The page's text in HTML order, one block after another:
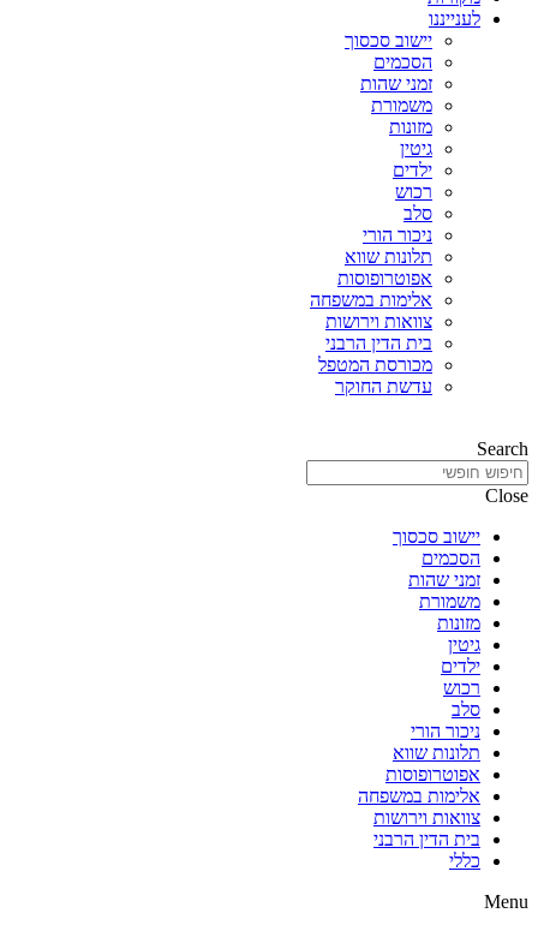
לענייננו
יישוב סכסוך
הסכמים
זמני שהות
משמורת
מזונות
גיטין
ילדים
רכוש
סלב
ניכור הורי
תלונות שווא
אפוטרופוסות
אלימות במשפחה
צוואות וירושות
בית הדין הרבני
מכורסת המטפל
עדשת החוקר
Search
Close
יישוב סכסוך
הסכמים
זמני שהות
משמורת
מזונות
גיטין
ילדים
רכוש
סלב
ניכור הורי
תלונות שווא
אפוטרופוסות
אלימות במשפחה
צוואות וירושות
בית הדין הרבני
כללי
Menu